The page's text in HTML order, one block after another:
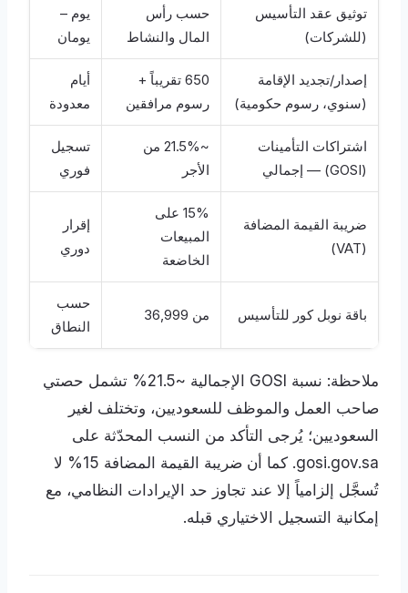
توثيق عقد التأسيس
(للشركات)
حسب رأس
المال والنشاط
يوم –
يومان
إصدار/تجديد الإقامة
(سنوي، رسوم حكومية)
650 تقريباً +
رسوم مرافقين
أيام
معدودة
اشتراكات التأمينات
(GOSI) — إجمالي
~21.5% من
الأجر
تسجيل
فوري
ضريبة القيمة المضافة
(VAT)
15% على
المبيعات
الخاضعة
إقرار
دوري
باقة نوبل كور للتأسيس من 36,999
حسب
النطاق
ملاحظة: نسبة GOSI الإجمالية ~21.5% تشمل حصتي
صاحب العمل والموظف للسعوديين، وتختلف لغير
السعوديين؛ يُرجى التأكد من النسب المحدّثة على
gosi.gov.sa. كما أن ضريبة القيمة المضافة 15% لا
تُسجَّل إلزامياً إلا عند تجاوز حد الإيرادات النظامي، مع
إمكانية التسجيل الاختياري قبله.